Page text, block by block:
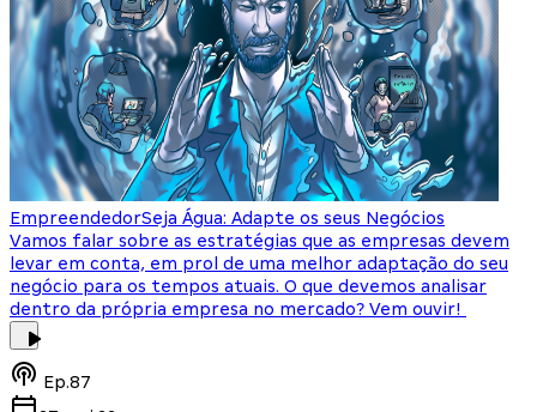
EmpreendedorSeja Água: Adapte os seus Negócios
Vamos falar sobre as estratégias que as empresas devem
levar em conta, em prol de uma melhor adaptação do seu
negócio para os tempos atuais. O que devemos analisar
dentro da própria empresa no mercado? Vem ouvir!
Ep.87